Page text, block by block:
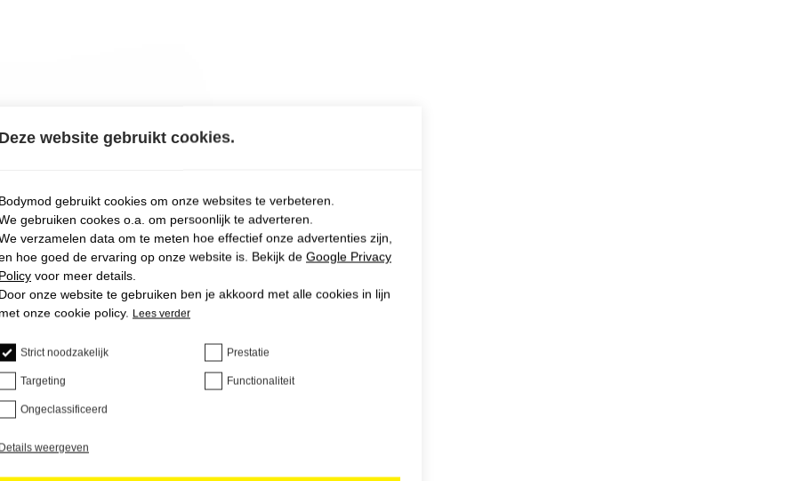
website gebruikt cookies.
gebruikt cookies om onze websites te verbeteren.
gebruiken cookes o.a. om persoonlijk te adverteren.
verzamelen data om te meten hoe effectief onze advertenties zijn,
hoe goed de ervaring op onze website is. Bekijk de Google Privacy
voor meer details.
onze website te gebruiken ben je akkoord met alle cookies in lijn
onze cookie policy. Lees verder
Strict noodzakelijk Prestatie
Targeting Functionaliteit
Ongeclassificeerd
weergeven